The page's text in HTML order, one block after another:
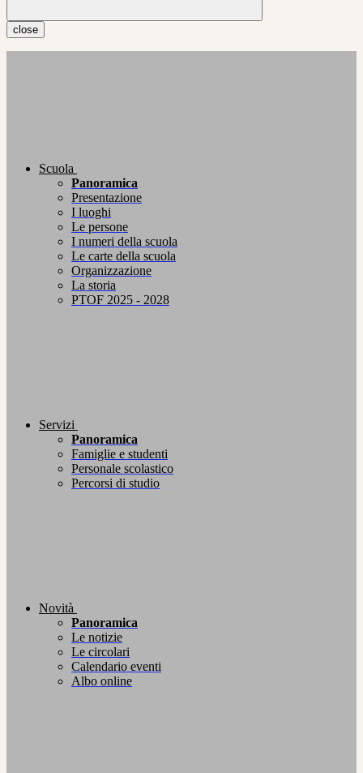
close
Scuola
Panoramica
Presentazione
I luoghi
Le persone
I numeri della scuola
Le carte della scuola
Organizzazione
La storia
PTOF 2025 - 2028
Servizi
Panoramica
Famiglie e studenti
Personale scolastico
Percorsi di studio
Novità
Panoramica
Le notizie
Le circolari
Calendario eventi
Albo online